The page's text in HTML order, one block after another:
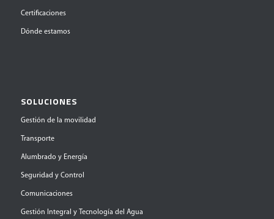
Certificaciones
Dónde estamos
SOLUCIONES
Gestión de la movilidad
Transporte
Alumbrado y Energía
Seguridad y Control
Comunicaciones
Gestión Integral y Tecnología del Agua